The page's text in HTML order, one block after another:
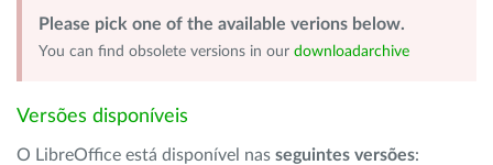
Please pick one of the available verions below.
You can find obsolete versions in our downloadarchive
Versões disponíveis
O LibreOffice está disponível nas seguintes versões: